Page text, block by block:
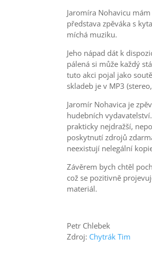
Jaromíra Nohavicu
představa zpěváka s
míchá muziku.
Jeho nápad dát k
pálená si může každý
tuto akci pojal jako
skladeb je v MP3
Jaromír Nohavica je
hudebních
prakticky nejdražší,
poskytnutí zdrojů
neexistují nelegální
Závěrem bych chtěl
což se pozitivně
materiál.
Petr Chlebek
Zdroj: Chytrák Tim